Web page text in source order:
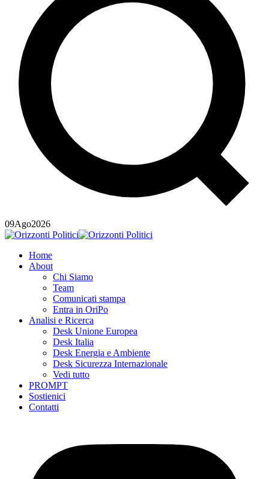
09Ago2026
Home
About
Chi Siamo
Team
Comunicati stampa
Entra in OriPo
Analisi e Ricerca
Desk Unione Europea
Desk Italia
Desk Energia e Ambiente
Desk Sicurezza Internazionale
Vedi tutto
PROMPT
Sostienici
Contatti